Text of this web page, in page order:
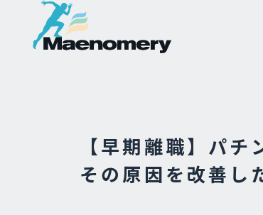
【早期離職】パ
その原因を改善し